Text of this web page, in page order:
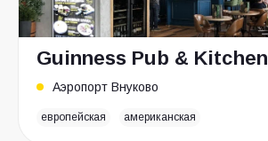
Guinness Pub & Kitchen
Аэропорт Внуково
европейская американская